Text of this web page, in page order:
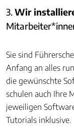
3.Wir
Sie sind
Anfang an alles
die gewünschte
schulen auch Ihre
jeweiligen
Tutorials inklusive.